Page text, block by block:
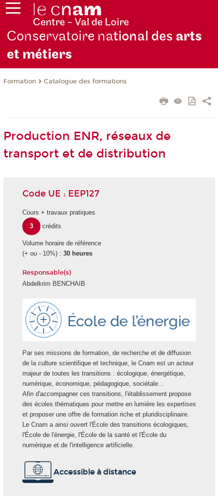
Conservatoire national des arts
et métiers
Formation Catalogue des formations
Production ENR, réseaux de
transport et de distribution
Code UE : EEP127
Cours + travaux pratiques
3
crédits
Volume horaire de référence
(+ ou - 10%) : 30 heures
Responsable(s)
Abdelkrim BENCHAIB
Par ses missions de formation, de recherche et de diffusion
de la culture scientifique et technique, le Cnam est un acteur
majeur de toutes les transitions : écologique, énergétique,
numérique, économique, pédagogique, sociétale...
Afin d'accompagner ces transitions, l'établissement propose
des écoles thématiques pour mettre en lumière les expertises
et proposer une offre de formation riche et pluridisciplinaire.
Le Cnam a ainsi ouvert l'École des transitions écologiques,
l'École de l'énergie, l'École de la santé et l'École du
numérique et de l'intelligence artificielle.
Accessible à distance